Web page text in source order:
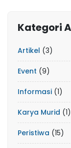
Kategori
Artikel (3)
Event (9)
Informasi (1)
Karya Murid (1)
Peristiwa (15)